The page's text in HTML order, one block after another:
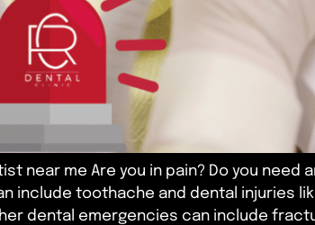
near me Are you in pain? Do you
include toothache and dental injuries
dental emergencies can include